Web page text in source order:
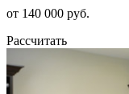
от 140 000 руб.
Рассчитать